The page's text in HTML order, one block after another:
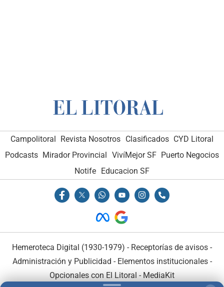
Campolitoral Revista Nosotros Clasificados CYD Litoral
Podcasts Mirador Provincial VivíMejor SF Puerto Negocios
Notife Educacion SF
Hemeroteca Digital (1930-1979) - Receptorías de avisos -
Administración y Publicidad - Elementos institucionales-
Opcionales con El Litoral - MediaKit